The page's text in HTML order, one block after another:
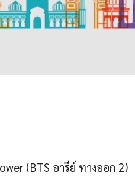
(BTS อารีย์ ทางออก 2)